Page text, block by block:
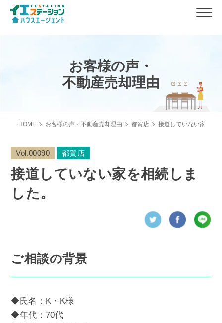
お客様の声・
不動産売却理由
HOME お客様の声・不動産売却理由 都賀店 接道していない家を相
Vol.00090 都賀店
接道していない家を相続しま
した。
ご相談の背景
◆氏名：K・K様
◆年代：70代